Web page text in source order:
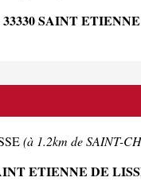
SAINT
(à 1.2km de SAINT-
ETIENNE DE